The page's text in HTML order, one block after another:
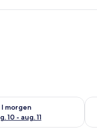
I morgen
10 - aug. 11
for i morgen, aug. 10 -